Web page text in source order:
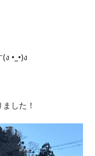
•_•)ง
した！